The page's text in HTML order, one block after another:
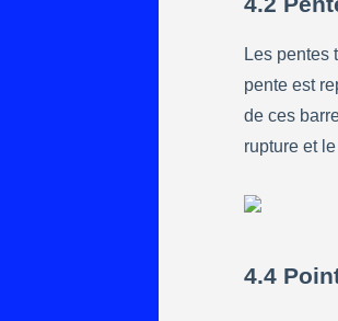
Les pentes
pente est
de ces
rupture et
4.4